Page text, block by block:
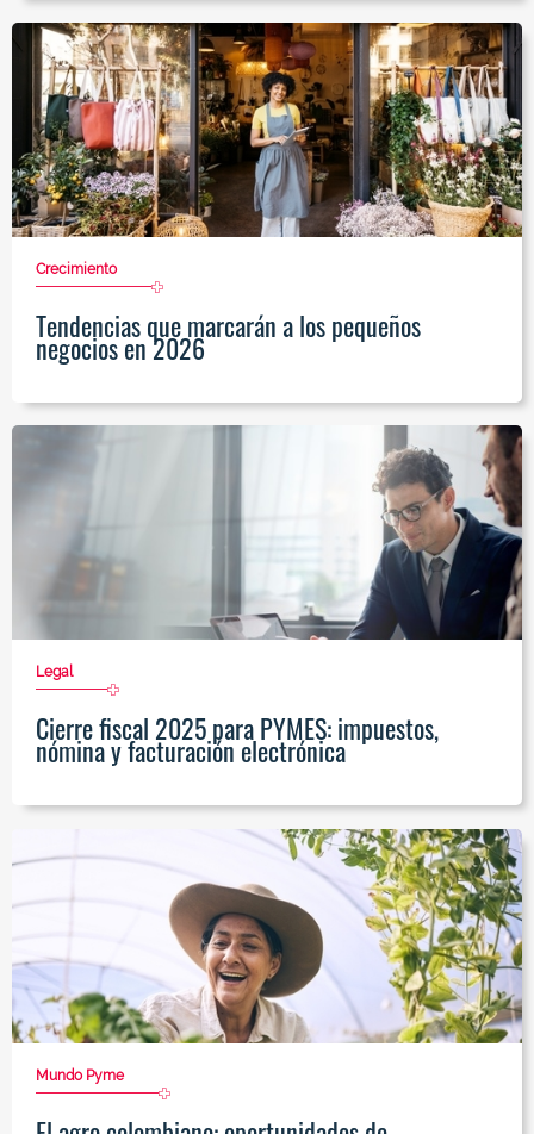
Crecimiento
Tendencias que marcarán a los pequeños
negocios en 2026
Legal
Cierre fiscal 2025 para PYMES: impuestos,
nómina y facturación electrónica
Mundo Pyme